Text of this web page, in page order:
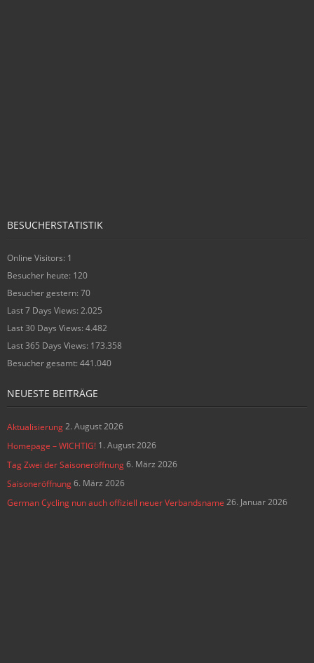
BESUCHERSTATISTIK
Online Visitors: 1
Besucher heute: 120
Besucher gestern: 70
Last 7 Days Views: 2.025
Last 30 Days Views: 4.482
Last 365 Days Views: 173.358
Besucher gesamt: 441.040
NEUESTE BEITRÄGE
Aktualisierung2. August 2026
Homepage – WICHTIG! 1. August 2026
Tag Zwei der Saisoneröffnung6. März 2026
Saisoneröffnung6. März 2026
German Cycling nun auch offiziell neuer Verbandsname 26. Januar 2026